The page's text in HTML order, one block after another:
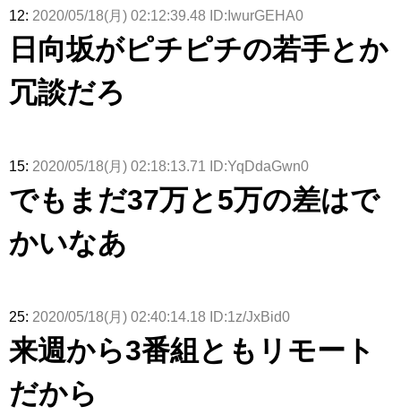
12: 2020/05/18(月) 02:12:39.48 ID:IwurGEHA0
日向坂がピチピチの若手とか
冗談だろ
15: 2020/05/18(月) 02:18:13.71 ID:YqDdaGwn0
でもまだ37万と5万の差はで
かいなあ
25: 2020/05/18(月) 02:40:14.18 ID:1z/JxBid0
来週から3番組ともリモート
だから